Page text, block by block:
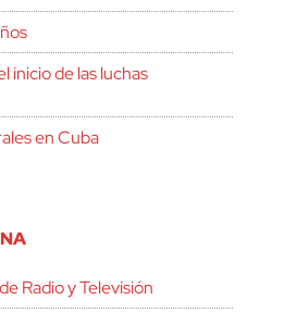
inicio de las luchas
en Cuba
Radio y Televisión